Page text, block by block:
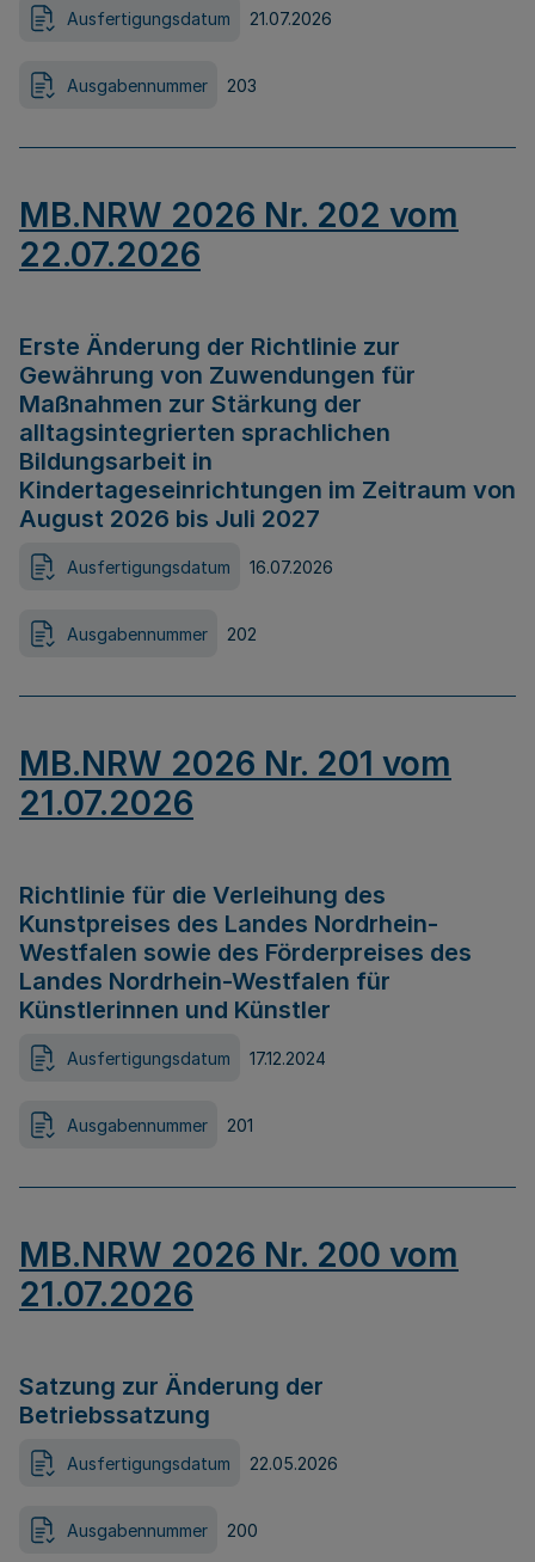
Ausfertigungsdatum 21.07.2026
Ausgabennummer 203
MB.NRW 2026 Nr. 202 vom
22.07.2026
Erste Änderung der Richtlinie zur
Gewährung von Zuwendungen für
Maßnahmen zur Stärkung der
alltagsintegrierten sprachlichen
Bildungsarbeit in
Kindertageseinrichtungen im Zeitraum von
August 2026 bis Juli 2027
Ausfertigungsdatum 16.07.2026
Ausgabennummer 202
MB.NRW 2026 Nr. 201 vom
21.07.2026
Richtlinie für die Verleihung des
Kunstpreises des Landes Nordrhein-
Westfalen sowie des Förderpreises des
Landes Nordrhein-Westfalen für
Künstlerinnen und Künstler
Ausfertigungsdatum 17.12.2024
Ausgabennummer 201
MB.NRW 2026 Nr. 200 vom
21.07.2026
Satzung zur Änderung der
Betriebssatzung
Ausfertigungsdatum 22.05.2026
Ausgabennummer 200